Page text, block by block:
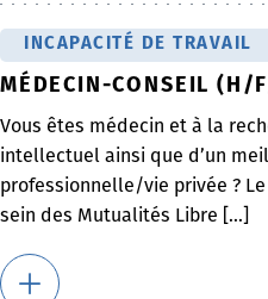
INCAPACITÉ DE TRAVAIL
MÉDECIN-CONSEIL (H/
Vous êtes médecin et à la
intellectuel ainsi que d’un
professionnelle/vie privée ?
sein des Mutualités Libre [...]